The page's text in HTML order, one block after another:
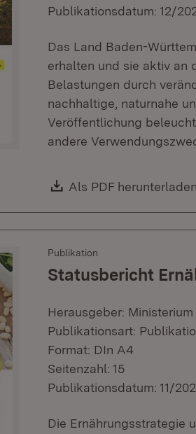
Publikationsdatum: 12/
Das Land Baden-
erhalten und sie aktiv an
Belastungen durch
nachhaltige, naturnahe
Veröffentlichung
andere
Download:
Als PDF herunterladen
Publikation
Statusbericht
Herausgeber:
Publikationsart:
Format: DIn A4
Seitenzahl: 15
Publikationsdatum: 11/
Die Ernährungsstrategie